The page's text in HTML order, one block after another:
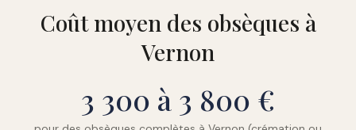
Coût moyen des obsèques à
Vernon
3 300 à 3 800 €